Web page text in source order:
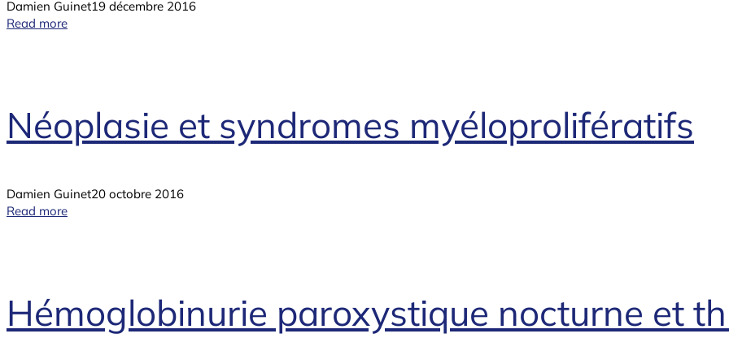
Damien Guinet19 décembre 2016
Read more
Néoplasie et syndromes myéloprolifératifs
Damien Guinet20 octobre 2016
Read more
Hémoglobinurie paroxystique nocturne et